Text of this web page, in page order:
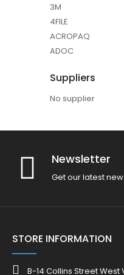
3M
4FILE
ACROPAQ
ADOC
Suppliers
No supplier
Newsletter
Get our latest
STORE INFORMATION
B-14 Collins Street West